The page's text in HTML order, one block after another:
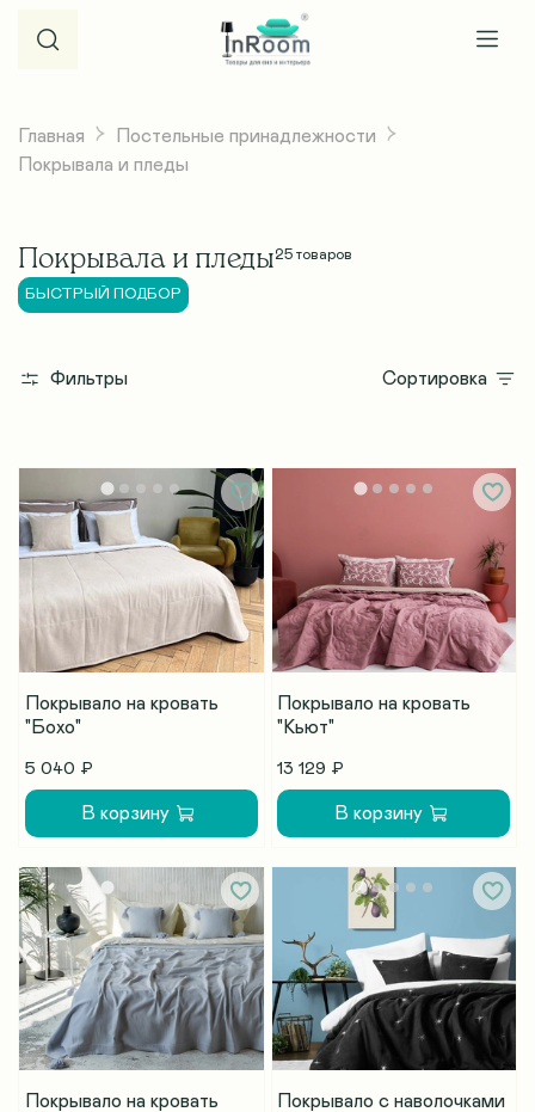
Главная
Постельные принадлежности
Покрывала и пледы
Покрывала и пледы25 товаров
БЫСТРЫЙ ПОДБОР
Фильтры Сортировка
Покрывало на кровать
"Бохо"
5 040 ₽
В корзину
Покрывало на кровать
"Кьют"
13 129 ₽
В корзину
Покрывало на кровать
Покрывало с наволочками